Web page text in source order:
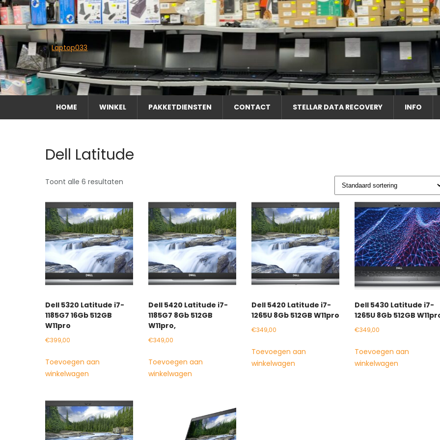
Skip
to
content
Laptop033
HOME WINKEL PAKKETDIENSTEN CONTACT STELLAR DATA RECOVERY INFO
Dell Latitude
Toont alle 6 resultaten
Dell 5320 Latitude i7-
1185G7 16Gb 512GB
W11pro
€399,00
Toevoegen aan
winkelwagen
Dell 5420 Latitude i7-
1185G7 8Gb 512GB
W11pro,
€349,00
Toevoegen aan
winkelwagen
Dell 5420 Latitude i7-
1265U 8Gb 512GB W11pro
€349,00
Toevoegen aan
winkelwagen
Dell 5430 Latitude i7-
1265U 8Gb 512GB
€349,00
Toevoegen aan
winkelwagen